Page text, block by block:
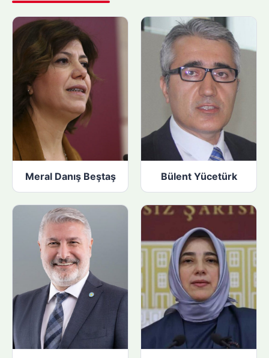
n
:
Meral Danış Beştaş Bülent Yücetürk